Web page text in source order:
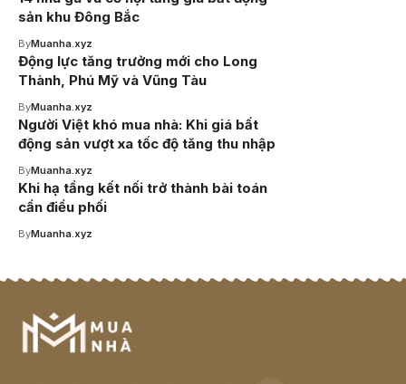
sản khu Đông Bắc
ByMuanha.xyz
Động lực tăng trưởng mới cho Long
Thành, Phú Mỹ và Vũng Tàu
ByMuanha.xyz
Người Việt khó mua nhà: Khi giá bất
động sản vượt xa tốc độ tăng thu nhập
ByMuanha.xyz
Khi hạ tầng kết nối trở thành bài toán
cần điều phối
ByMuanha.xyz